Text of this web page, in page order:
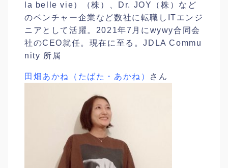
la belle vie）（株）、Dr. JOY（株）など
のベンチャー企業など数社に転職しITエンジ
ニアとして活躍。2021年7月にwywy合同会
社のCEO就任。現在に至る。JDLA Commu
nity 所属
田畑あかね（たばた・あかね） さん